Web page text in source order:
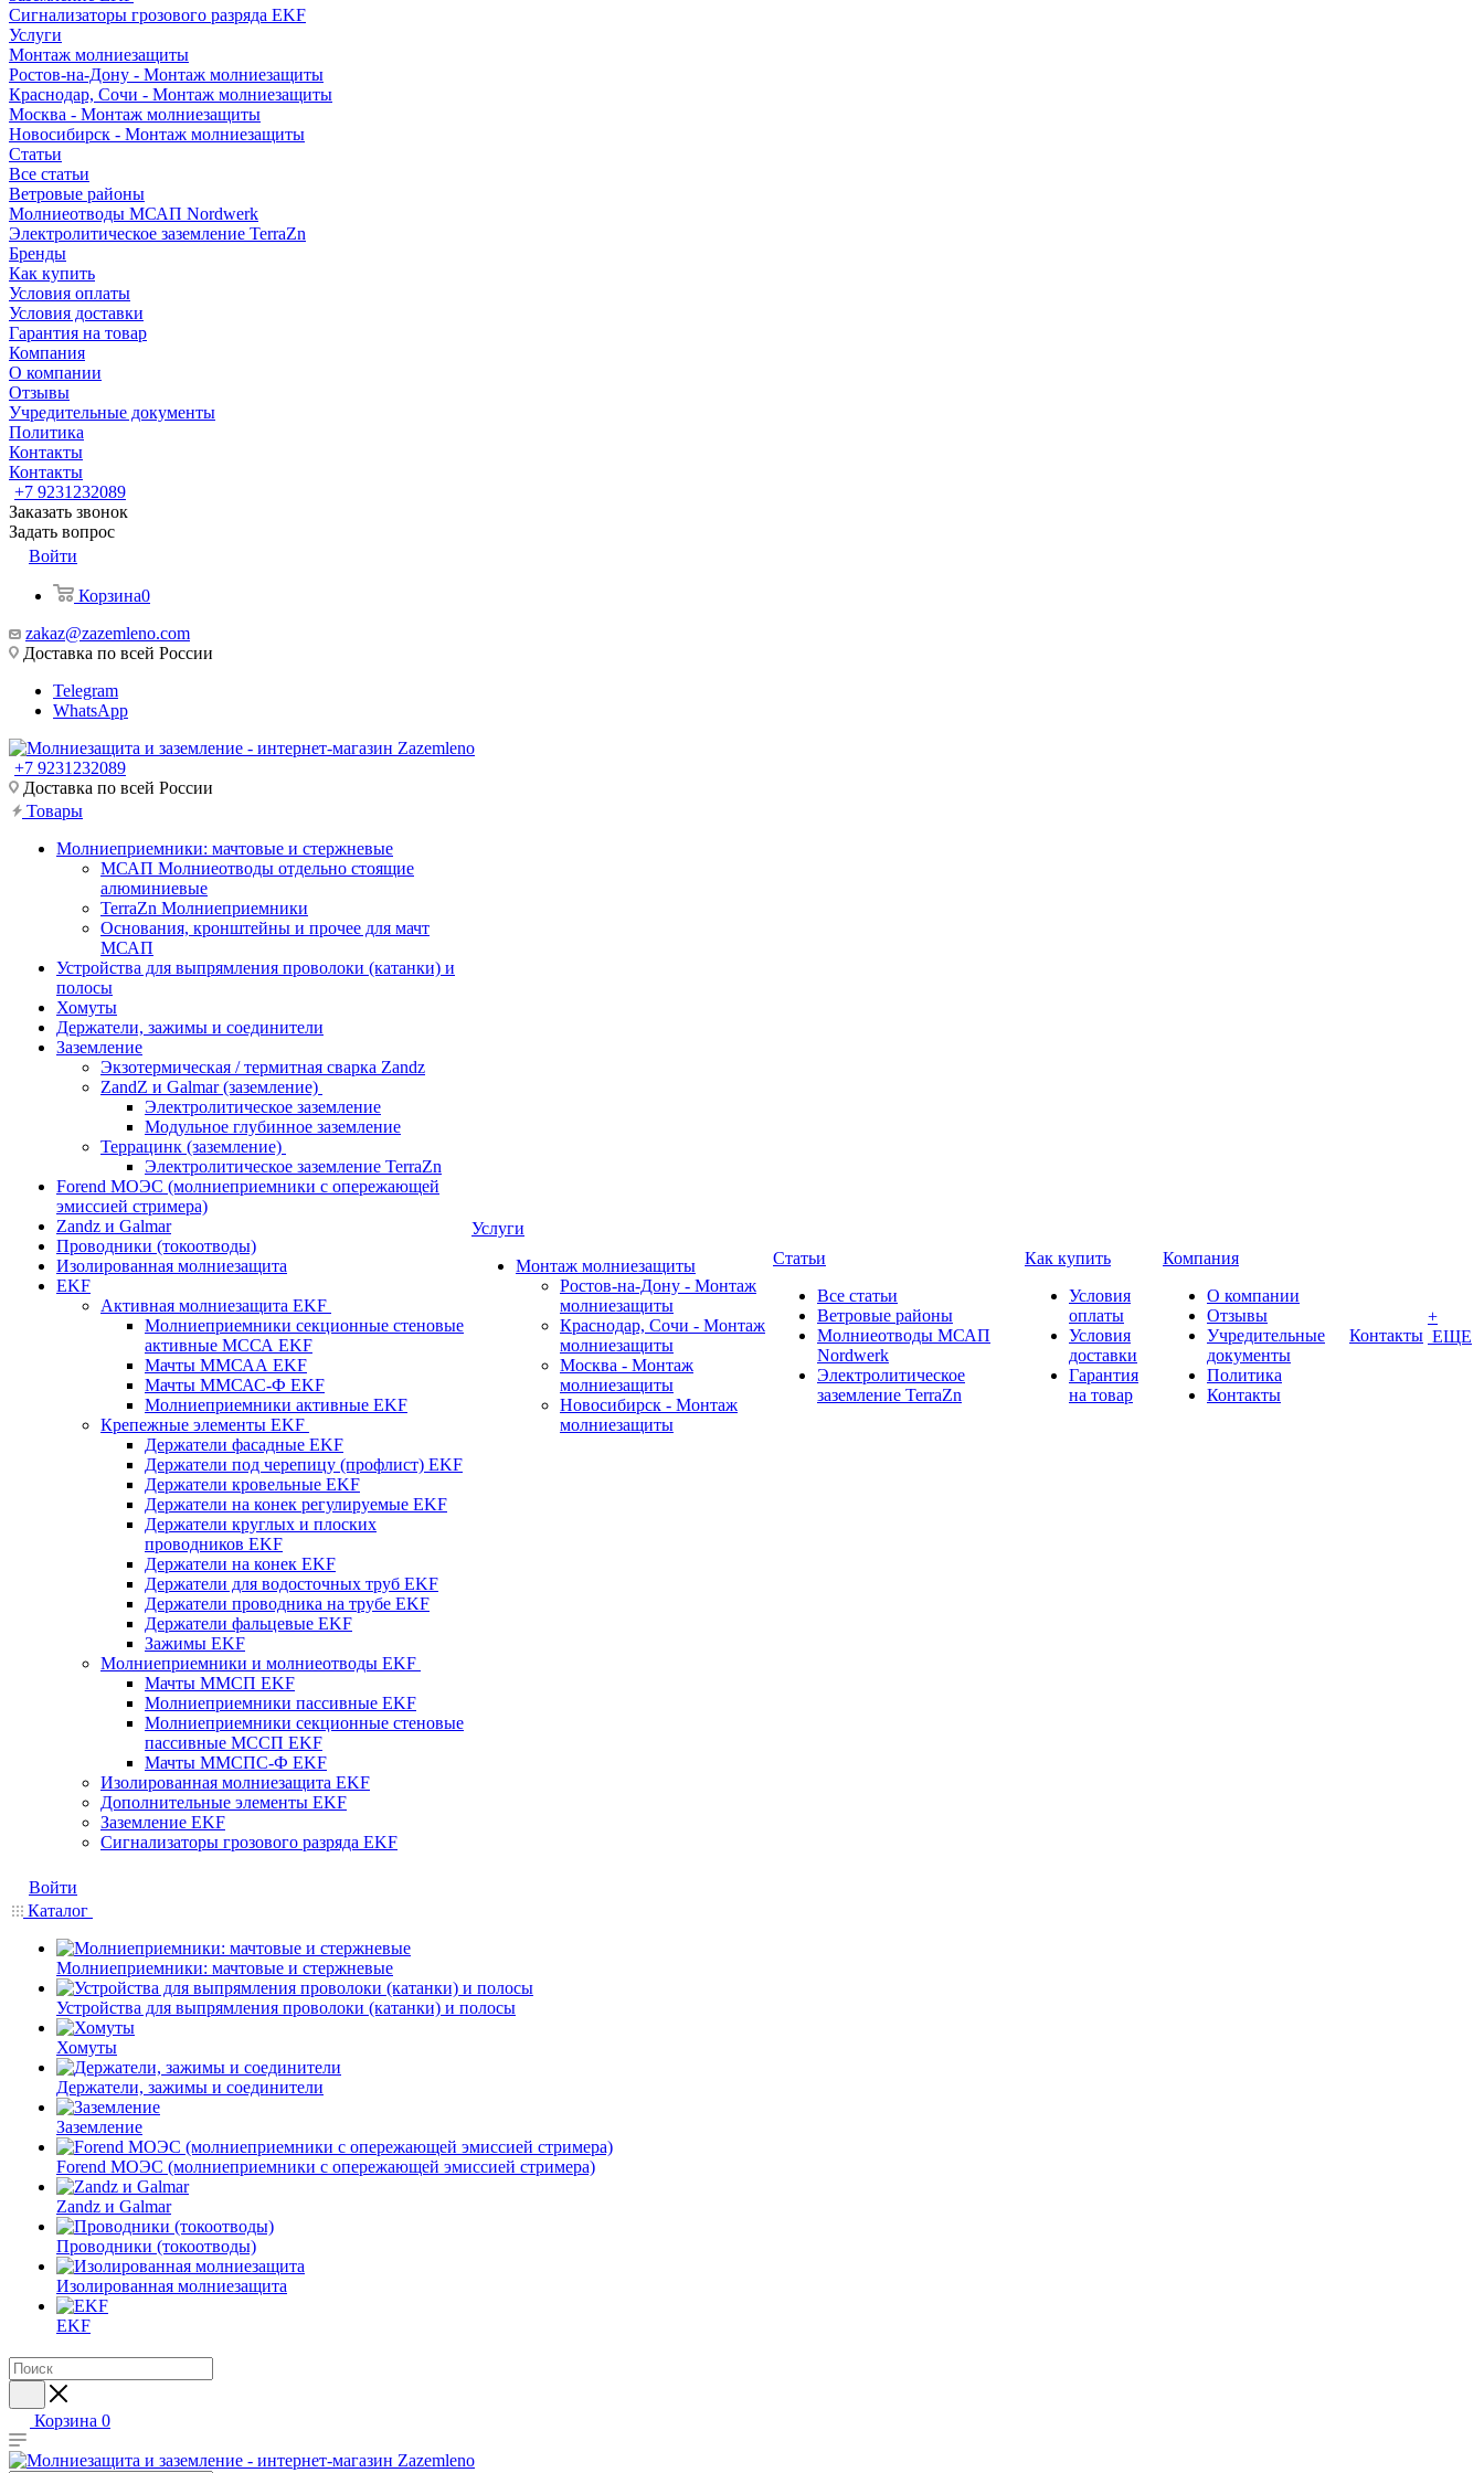
Сигнализаторы грозового разряда EKF
Услуги
Монтаж молниезащиты
Ростов-на-Дону - Монтаж молниезащиты
Краснодар, Сочи - Монтаж молниезащиты
Москва - Монтаж молниезащиты
Новосибирск - Монтаж молниезащиты
Статьи
Все статьи
Ветровые районы
Молниеотводы МСАП Nordwerk
Электролитическое заземление TerraZn
Бренды
Как купить
Условия оплаты
Условия доставки
Гарантия на товар
Компания
О компании
Отзывы
Учредительные документы
Политика
Контакты
Контакты
+7 9231232089
Заказать звонок
Задать вопрос
Войти
Корзина0
zakaz@zazemleno.com
Доставка по всей России
Telegram
WhatsApp
+7 9231232089
Доставка по всей России
Товары
Молниеприемники: мачтовые и стержневые
МСАП Молниеотводы отдельно стоящие
алюминиевые
TerraZn Молниеприемники
Основания, кронштейны и прочее для мачт
МСАП
Устройства для выпрямления проволоки (катанки) и
полосы
Хомуты
Держатели, зажимы и соединители
Заземление
Экзотермическая / термитная сварка Zandz
ZandZ и Galmar (заземление)
Электролитическое заземление
Модульное глубинное заземление
Террацинк (заземление)
Электролитическое заземление TerraZn
Forend МОЭС (молниеприемники с опережающей
эмиссией стримера)
Zandz и Galmar
Проводники (токоотводы)
Изолированная молниезащита
EKF
Активная молниезащита EKF
Молниеприемники секционные стеновые
активные МССА EKF
Мачты ММСАА EKF
Мачты ММСАС-Ф EKF
Молниеприемники активные EKF
Крепежные элементы EKF
Держатели фасадные EKF
Держатели под черепицу (профлист) EKF
Держатели кровельные EKF
Держатели на конек регулируемые EKF
Держатели круглых и плоских
проводников EKF
Держатели на конек EKF
Держатели для водосточных труб EKF
Держатели проводника на трубе EKF
Держатели фальцевые EKF
Зажимы EKF
Молниеприемники и молниеотводы EKF
Мачты ММСП EKF
Молниеприемники пассивные EKF
Молниеприемники секционные стеновые
пассивные МССП EKF
Мачты ММСПС-Ф EKF
Изолированная молниезащита EKF
Дополнительные элементы EKF
Заземление EKF
Сигнализаторы грозового разряда EKF
Услуги
Монтаж молниезащиты
Ростов-на-Дону - Монтаж
молниезащиты
Краснодар, Сочи - Монтаж
молниезащиты
Москва - Монтаж
молниезащиты
Новосибирск - Монтаж
молниезащиты
Статьи
Все статьи
Ветровые районы
Молниеотводы МСАП
Nordwerk
Электролитическое
заземление TerraZn
Как купить
Условия
оплаты
Условия
доставки
Гарантия
на товар
Компания
О компании
Отзывы
Учредительные
документы
Политика
Контакты
Контакты
+
ЕЩЕ
Войти
Каталог
Молниеприемники: мачтовые и стержневые
Устройства для выпрямления проволоки (катанки) и полосы
Хомуты
Держатели, зажимы и соединители
Заземление
Forend МОЭС (молниеприемники с опережающей эмиссией стримера)
Zandz и Galmar
Проводники (токоотводы)
Изолированная молниезащита
EKF
Корзина 0